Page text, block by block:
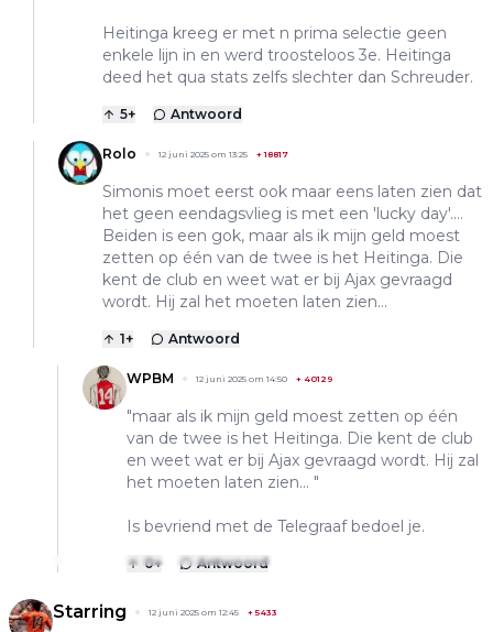
Heitinga kreeg er met n prima selectie geen
enkele lijn in en werd troosteloos 3e. Heitinga
deed het qua stats zelfs slechter dan Schreuder.
5+ Antwoord
Rolo 12 juni 2025 om 13:25 +18817
Simonis moet eerst ook maar eens laten zien dat
het geen eendagsvlieg is met een 'lucky day'....
Beiden is een gok, maar als ik mijn geld moest
zetten op één van de twee is het Heitinga. Die
kent de club en weet wat er bij Ajax gevraagd
wordt. Hij zal het moeten laten zien...
1+ Antwoord
WPBM 12 juni 2025 om 14:50 + 40129
"maar als ik mijn geld moest zetten op één
van de twee is het Heitinga. Die kent de club
en weet wat er bij Ajax gevraagd wordt. Hij zal
het moeten laten zien... "
Is bevriend met de Telegraaf bedoel je.
0+ Antwoord
Starring 12 juni 2025 om 12:45 + 5433